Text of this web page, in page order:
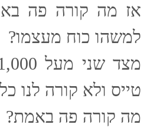
אז מה קורה פה
למשהו כוח מעצמו?
טייס ולא קורה לנו
מה קורה פה באמת?